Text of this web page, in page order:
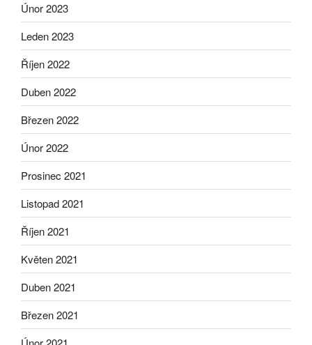
Únor 2023
Leden 2023
Říjen 2022
Duben 2022
Březen 2022
Únor 2022
Prosinec 2021
Listopad 2021
Říjen 2021
Květen 2021
Duben 2021
Březen 2021